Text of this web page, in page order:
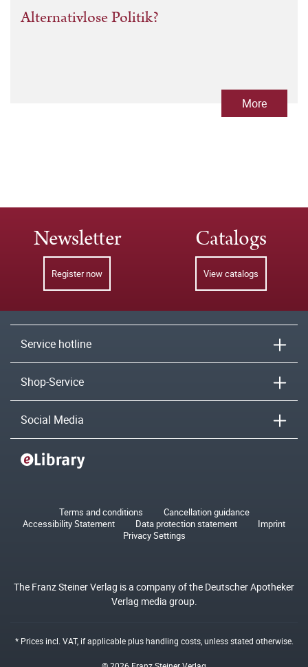
Alternativlose Politik?
More
Newsletter
Register now
Catalogs
View catalogs
Service hotline
Shop-Service
Social Media
Terms and conditions
Cancellation guidance
Accessibility Statement
Data protection statement
Imprint
Privacy Settings
The Franz Steiner Verlag is a company of the Deutscher Apotheker
Verlag media group.
* Prices incl. VAT, if applicable plushandling costs, unless stated otherwise.